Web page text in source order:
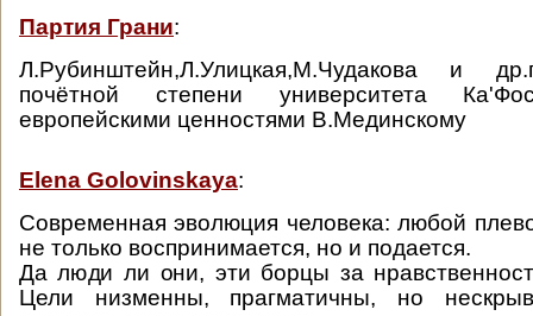
Партия Грани:
Л.Рубинштейн,Л.Улицкая,М.Чудакова и
почётной степени университета
европейскими ценностями В.Мединскому
Elena Golovinskaya:
Современная эволюция человека: любой
не только воспринимается, но и подается.
Да люди ли они, эти борцы за
Цели низменны, прагматичны, но